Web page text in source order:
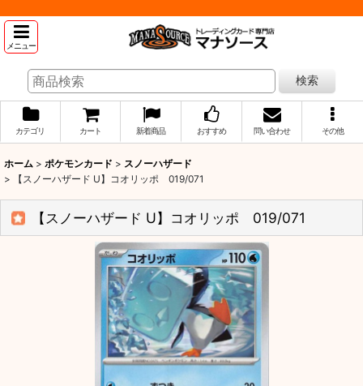
メニュー
検索
カテゴリ カート 新着商品 おすすめ 問い合わせ その他
ホーム > ポケモンカード > スノーハザード
>
【スノーハザード U】コオリッポ 019/071
【スノーハザード U】コオリッポ 019/071